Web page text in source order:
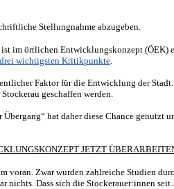
Stellungnahme abzugeben.
im örtlichen Entwicklungskonzept (ÖEK)
drei wichtigsten Kritikpunkte
Faktor für die Entwicklung der Stadt.
geschaffen werden.
hat daher diese Chance genutzt
JETZT
voran. Zwar wurden zahlreiche Studien
nichts. Dass sich die Stockerauer:innen seit